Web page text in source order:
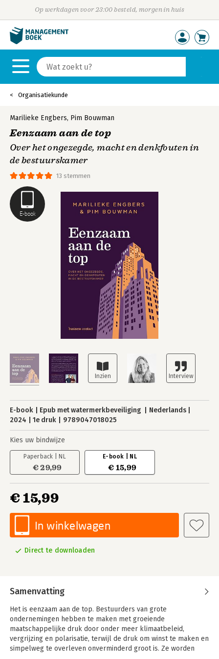
Op werkdagen voor 23:00 besteld, morgen in huis
Organisatiekunde
E-book
13 stemmen
Marilieke Engbers, Pim Bouwman
Eenzaam aan de top
Over het ongezegde, macht en denkfouten in
de bestuurskamer
E-book Epub met watermerkbeveiliging
Nederlands
2024
1e druk 9789047018025
Kies uw bindwijze
Paperback | NL
€ 29,99
E-book | NL
€ 15,99
€ 15,99
In winkelwagen
Direct te downloaden
Samenvatting
Het is eenzaam aan de top. Bestuurders van grote
ondernemingen hebben te maken met groeiende
maatschappelijke druk door onder meer klimaatbeleid,
vergrijzing en polarisatie, terwijl de druk om winst te maken en
simpelweg te overleven onverminderd groot is. Ze worden